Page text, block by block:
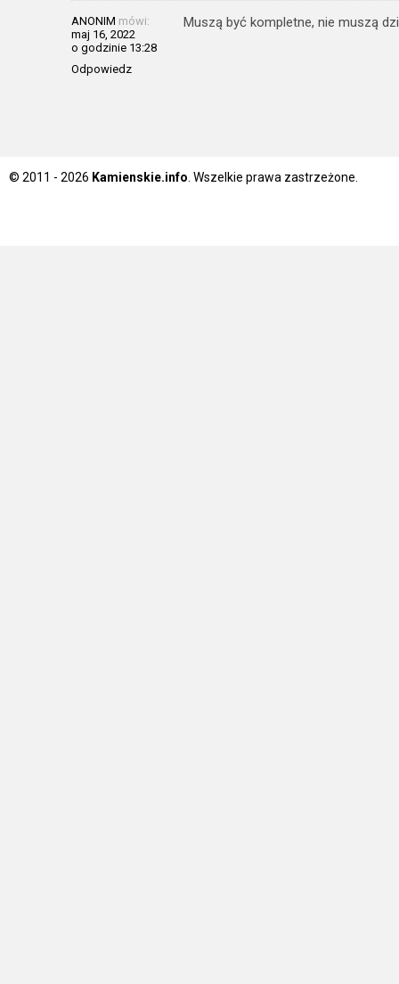
ANONIM mówi:
maj 16, 2022
o godzinie 13:28
Odpowiedz
Muszą być kompletne, nie muszą
© 2011 - 2026 Kamienskie.info. Wszelkie prawa zastrzeżone.